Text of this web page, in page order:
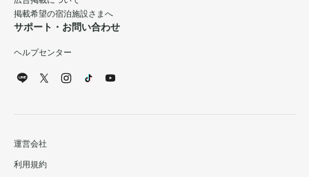
掲載希望の宿泊施設さまへ
サポート・お問い合わせ
ヘルプセンター
運営会社
利用規約